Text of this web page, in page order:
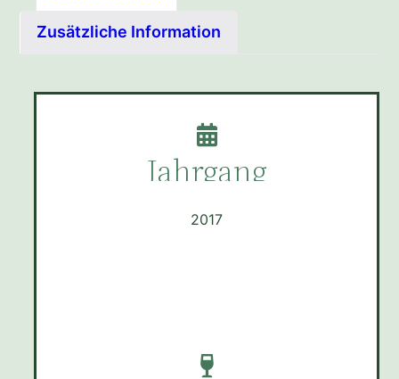
Zusätzliche Information
Jahrgang
2017